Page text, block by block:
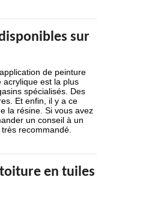
sur
de peinture
est la plus
spécialisés. Des
Et enfin, il y a ce
la résine. Si vous avez
un conseil à un
recommandé.
en tuiles